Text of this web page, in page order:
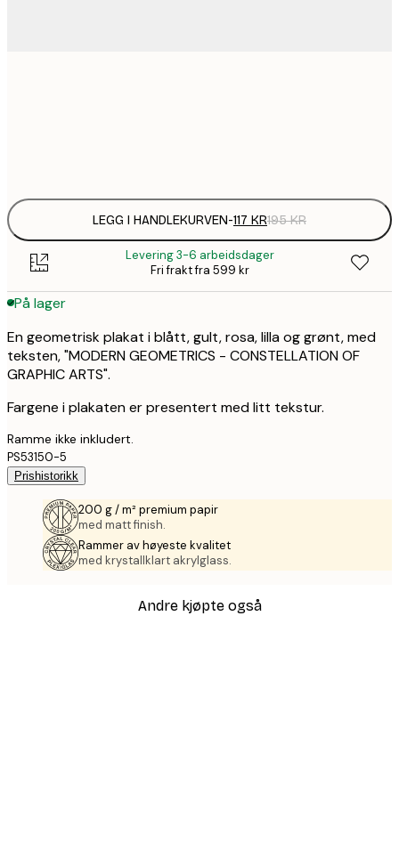
LEGG I HANDLEKURVEN-117 KR195 KR
Levering 3-6 arbeidsdager
Fri frakt fra 599 kr
På lager
En geometrisk plakat i blått, gult, rosa, lilla og grønt, med
teksten, "MODERN GEOMETRICS - CONSTELLATION OF
GRAPHIC ARTS".
Fargene i plakaten er presentert med litt tekstur.
Ramme ikke inkludert.
PS53150-5
Prishistorikk
200 g / m² premium papir
med matt finish.
Rammer av høyeste kvalitet
med krystallklart akrylglass.
Andre kjøpte også